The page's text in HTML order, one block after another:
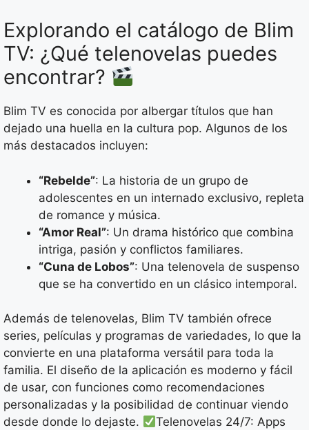
Explorando el catálogo de Blim
TV: ¿Qué telenovelas puedes
encontrar?
Blim TV es conocida por albergar títulos que han
dejado una huella en la cultura pop. Algunos de los
más destacados incluyen:
“Rebelde”: La historia de un grupo de
adolescentes en un internado exclusivo, repleta
de romance y música.
“Amor Real”: Un drama histórico que combina
intriga, pasión y conflictos familiares.
“Cuna de Lobos”: Una telenovela de suspenso
que se ha convertido en un clásico intemporal.
Además de telenovelas, Blim TV también ofrece
series, películas y programas de variedades, lo que la
convierte en una plataforma versátil para toda la
familia. El diseño de la aplicación es moderno y fácil
de usar, con funciones como recomendaciones
personalizadas y la posibilidad de continuar viendo
desde donde lo dejaste.
Telenovelas 24/7: Apps